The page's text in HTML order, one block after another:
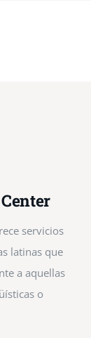
servicios
latinas que
a aquellas
o